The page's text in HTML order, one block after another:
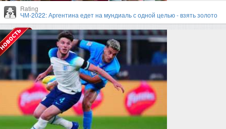
Rating
ЧМ-2022: Аргентина едет на мундиаль с одной целью - взять золото